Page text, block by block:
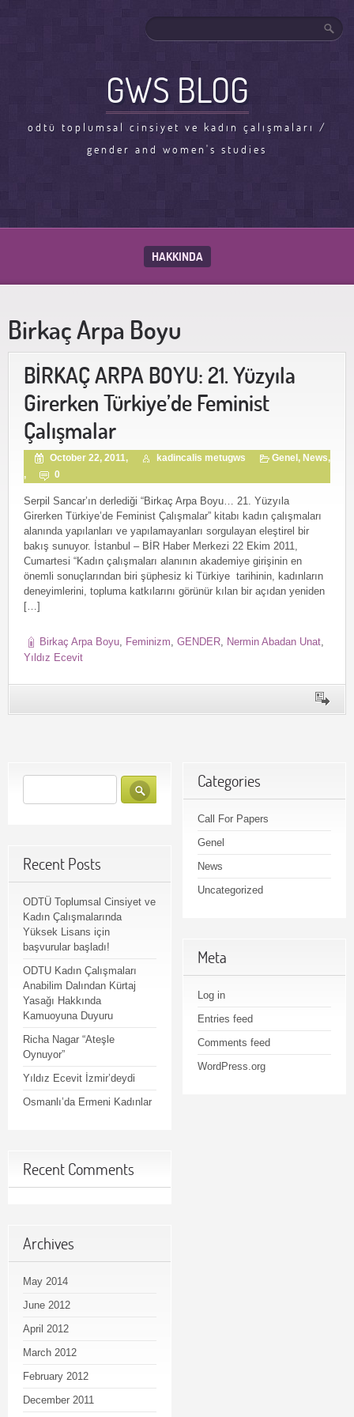
GWS BLOG
odtü toplumsal cinsiyet ve kadın çalışmaları /
gender and women's studies
HAKKINDA
Birkaç Arpa Boyu
BİRKAÇ ARPA BOYU: 21. Yüzyıla
Girerken Türkiye’de Feminist
Çalışmalar
October 22, 2011, kadincalis metugws Genel , News,
,
0
Serpil Sancar’ın derlediği “Birkaç Arpa Boyu… 21. Yüzyıla
Girerken Türkiye’de Feminist Çalışmalar” kitabı kadın çalışmaları
alanında yapılanları ve yapılamayanları sorgulayan eleştirel bir
bakış sunuyor. İstanbul – BİR Haber Merkezi 22 Ekim 2011,
Cumartesi “Kadın çalışmaları alanının akademiye girişinin en
önemli sonuçlarından biri şüphesiz ki Türkiye tarihinin, kadınların
deneyimlerini, topluma katkılarını görünür kılan bir açıdan yeniden
[…]
Birkaç Arpa Boyu Feminizm GENDER Nermin Abadan Unat
Yıldız Ecevit
Recent Posts
ODTÜ Toplumsal Cinsiyet ve
Kadın Çalışmalarında
Yüksek Lisans için
başvurular başladı!
ODTU Kadın Çalışmaları
Anabilim Dalından Kürtaj
Yasağı Hakkında
Kamuoyuna Duyuru
Richa Nagar “Ateşle
Oynuyor”
Yıldız Ecevit İzmir’deydi
Osmanlı’da Ermeni Kadınlar
Recent Comments
Archives
May 2014
June 2012
April 2012
March 2012
February 2012
December 2011
Categories
Call For Papers
Genel
News
Uncategorized
Meta
Log in
Entries feed
Comments feed
WordPress.org